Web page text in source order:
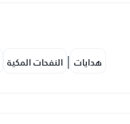
النفحات المكية | هدايات